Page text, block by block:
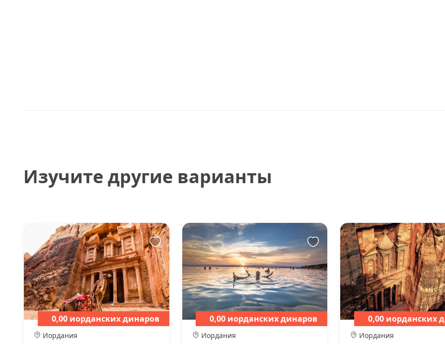
Изучите другие варианты
Иордания
0,00 иорданских динаров
Иордания
0,00 иорданских динаров
Иордания
0,00 иорданских